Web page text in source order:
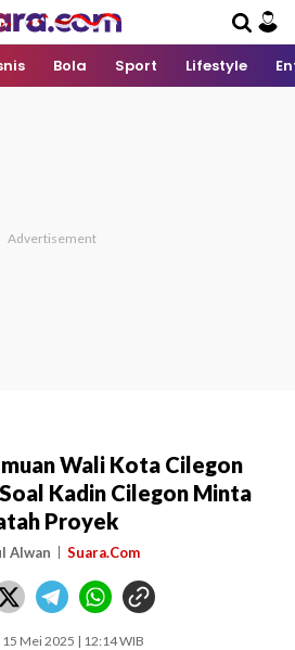
Bola Sport Lifestyle
Wali Kota Cilegon
Kadin Cilegon Minta
Proyek
Alwan Suara.Com
15 Mei 2025 | 12:14 WIB